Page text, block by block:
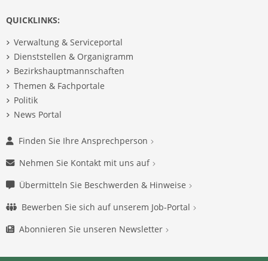
QUICKLINKS:
Verwaltung & Serviceportal
Dienststellen & Organigramm
Bezirkshauptmannschaften
Themen & Fachportale
Politik
News Portal
Finden Sie Ihre Ansprechperson
Nehmen Sie Kontakt mit uns auf
Übermitteln Sie Beschwerden & Hinweise
Bewerben Sie sich auf unserem Job-Portal
Abonnieren Sie unseren Newsletter